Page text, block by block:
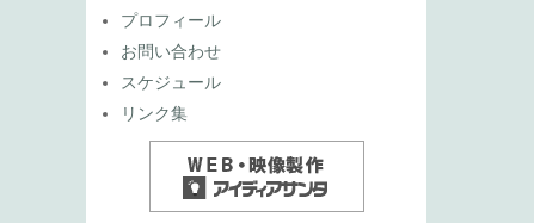
プロフィール
お問い合わせ
スケジュール
リンク集